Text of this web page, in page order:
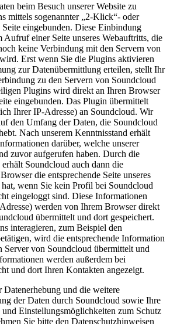
beim Besuch unserer Website zu
mittels sogenannter „2-Klick“- oder
eingebunden. Diese Einbindung
Aufruf einer Seite unseres Webauftritts, die
keine Verbindung mit den Servern von
Erst wenn Sie die Plugins aktivieren
zur Datenübermittlung erteilen, stellt Ihr
zu den Servern von Soundcloud
Plugins wird direkt an Ihren Browser
eingebunden. Das Plugin übermittelt
Ihrer IP-Adresse) an Soundcloud. Wir
den Umfang der Daten, die Soundcloud
Nach unserem Kenntnisstand erhält
darüber, welche unserer
zuvor aufgerufen haben. Durch die
Soundcloud auch dann die
die entsprechende Seite unseres
wenn Sie kein Profil bei Soundcloud
eingeloggt sind. Diese Informationen
werden von Ihrem Browser direkt
übermittelt und dort gespeichert.
interagieren, zum Beispiel den
wird die entsprechende Information
Server von Soundcloud übermittelt und
werden außerdem bei
und dort Ihren Kontakten angezeigt.
und die weitere
der Daten durch Soundcloud sowie Ihre
Einstellungsmöglichkeiten zum Schutz
Sie bitte den Datenschutzhinweisen